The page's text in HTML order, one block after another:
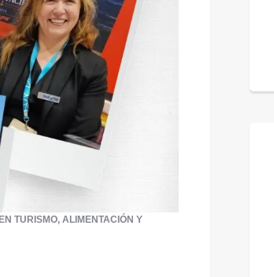
TURISMO, ALIMENTACIÓN Y